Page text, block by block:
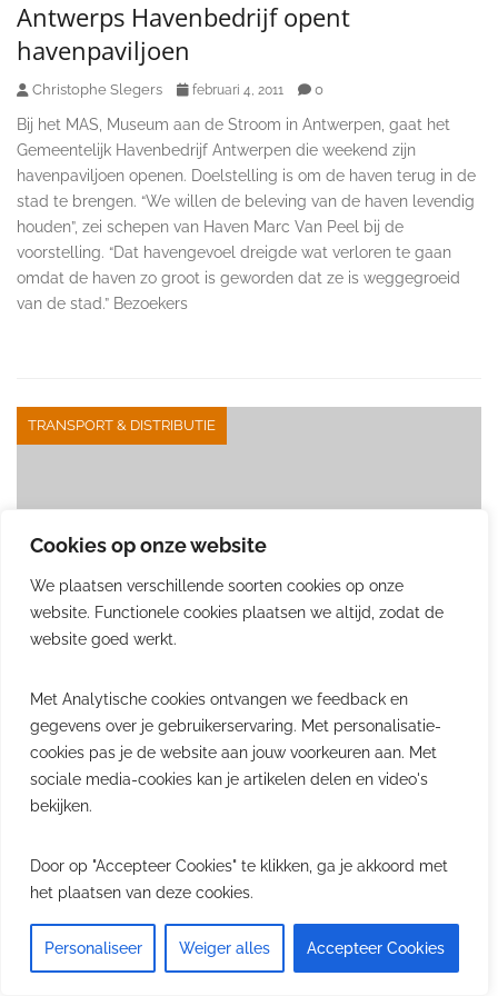
Cookies op onze website
We plaatsen verschillende soorten cookies op onze
website. Functionele cookies plaatsen we altijd, zodat de
website goed werkt.
Met Analytische cookies ontvangen we feedback en
gegevens over je gebruikerservaring. Met personalisatie-
cookies pas je de website aan jouw voorkeuren aan. Met
sociale media-cookies kan je artikelen delen en video's
bekijken.
Door op "Accepteer Cookies" te klikken, ga je akkoord met
het plaatsen van deze cookies.
Personaliseer Weiger alles Accepteer Cookies
Antwerps Havenbedrijf opent
havenpaviljoen
Christophe Slegers februari 4, 2011 0
Bij het MAS, Museum aan de Stroom in Antwerpen, gaat het
Gemeentelijk Havenbedrijf Antwerpen die weekend zijn
havenpaviljoen openen. Doelstelling is om de haven terug in de
stad te brengen. “We willen de beleving van de haven levendig
houden”, zei schepen van Haven Marc Van Peel bij de
voorstelling. “Dat havengevoel dreigde wat verloren te gaan
omdat de haven zo groot is geworden dat ze is weggegroeid
van de stad.” Bezoekers
TRANSPORT & DISTRIBUTIE
Marc Van Peel wil haventarieven
bevriezen
Christophe Slegers oktober 5, 2010 0